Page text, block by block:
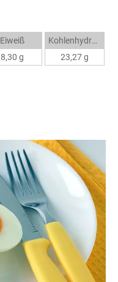
Eiweiß
8,30 g
Kohlenhydrate
23,27 g